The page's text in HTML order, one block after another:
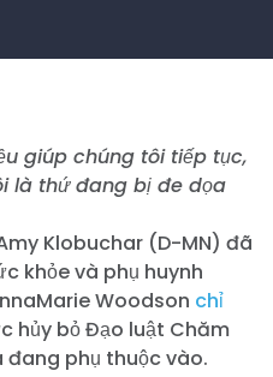
giúp chúng tôi tiếp tục,
là thứ đang bị đe dọa
Klobuchar (D-MN) đã
khỏe và phụ huynh
Woodson chỉ
hủy bỏ Đạo luật Chăm
đang phụ thuộc vào.